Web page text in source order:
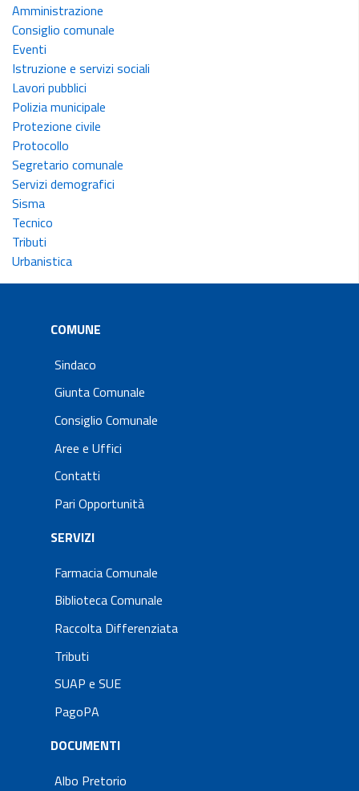
Amministrazione
Consiglio comunale
Eventi
Istruzione e servizi sociali
Lavori pubblici
Polizia municipale
Protezione civile
Protocollo
Segretario comunale
Servizi demografici
Sisma
Tecnico
Tributi
Urbanistica
COMUNE
Sindaco
Giunta Comunale
Consiglio Comunale
Aree e Uffici
Contatti
Pari Opportunità
SERVIZI
Farmacia Comunale
Biblioteca Comunale
Raccolta Differenziata
Tributi
SUAP e SUE
PagoPA
DOCUMENTI
Albo Pretorio